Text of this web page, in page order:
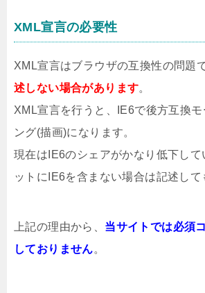
XML宣言の必要性
XML宣言はブラウザの互換性の問題
述しない場合があります。
XML宣言を行うと、IE6で後方互換モ
ング(描画)になります。
現在はIE6のシェアがかなり低下し
ットにIE6を含まない場合は記述して
上記の理由から、 当サイトでは必須
しておりません。